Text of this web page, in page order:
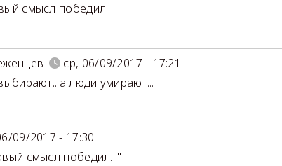
смысл победил...
ср, 06/09/2017 - 17:21
люди умирают...
09/2017 - 17:30
смысл победил..."